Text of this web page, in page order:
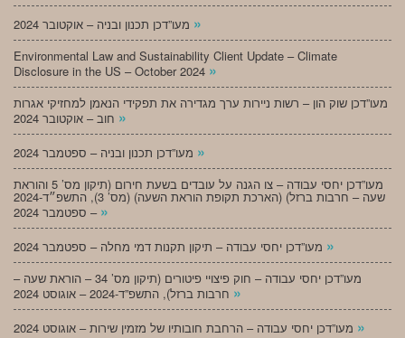
»
Environmental Law and Sustainability Client Update – Climate
Disclosure in the US – October 2024 »
מעו”דכן שוק הון – רשות ניירות ערך מגדירה את תפקידי הנאמן למחזיקי אגרות
»
»
מעו”דכן יחסי עבודה – צו הגנה על עובדים בשעת חירום (תיקון מס’ 5 והוראת
שעה – חרבות ברזל) (הארכת תקופת הוראת השעה) (מס’ 3), התשפ״ד-2024
– ספטמבר 2024 »
»
מעו”דכן יחסי עבודה – חוק פיצויי פיטורים (תיקון מס’ 34 – הוראת שעה –
»
»